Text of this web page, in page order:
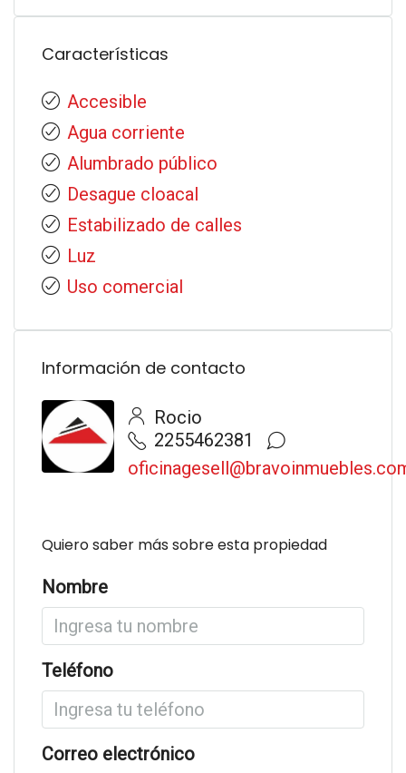
Características
Accesible
Agua corriente
Alumbrado público
Desague cloacal
Estabilizado de calles
Luz
Uso comercial
Información de contacto
Rocio
2255462381
Quiero saber más sobre esta propiedad
Nombre
Teléfono
Correo electrónico